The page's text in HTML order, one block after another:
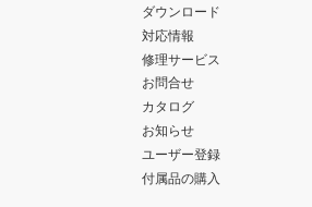
ダウンロード
対応情報
修理サービス
お問合せ
カタログ
お知らせ
ユーザー登録
付属品の購入